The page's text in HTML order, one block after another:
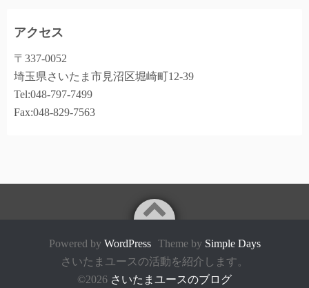
アクセス
〒337-0052
埼玉県さいたま市見沼区堀崎町12-39
Tel:048-797-7499
Fax:048-829-7563
Powered by WordPress Theme by Simple Days
さいたまユースの活動を紹介します。
©2026 さいたまユースのブログ